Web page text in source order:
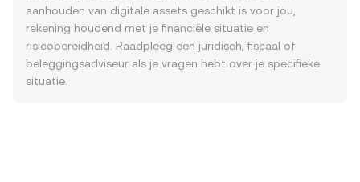
aanhouden van digitale assets geschikt is voor jou,
rekening houdend met je financiële situatie en
risicobereidheid. Raadpleeg een juridisch, fiscaal of
beleggingsadviseur als je vragen hebt over je specifieke
situatie.